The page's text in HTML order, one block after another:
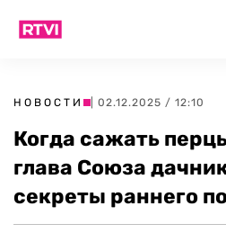
НОВОСТИ | 02.12.2025 / 12:10
Когда сажать
глава Союза
секреты раннего